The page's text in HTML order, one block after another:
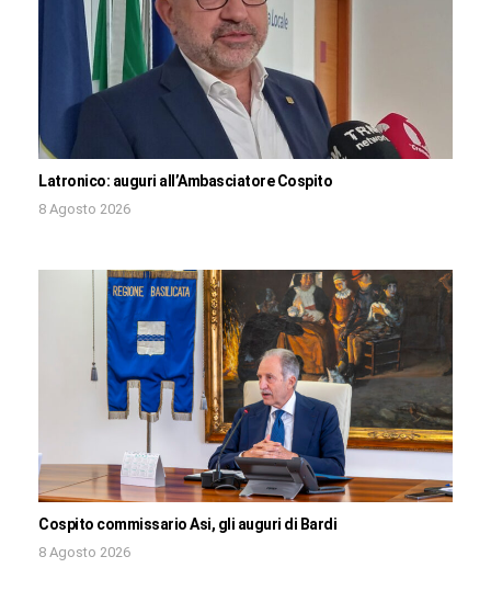
Latronico: auguri all’Ambasciatore Cospito
8 Agosto 2026
Cospito commissario Asi, gli auguri di Bardi
8 Agosto 2026